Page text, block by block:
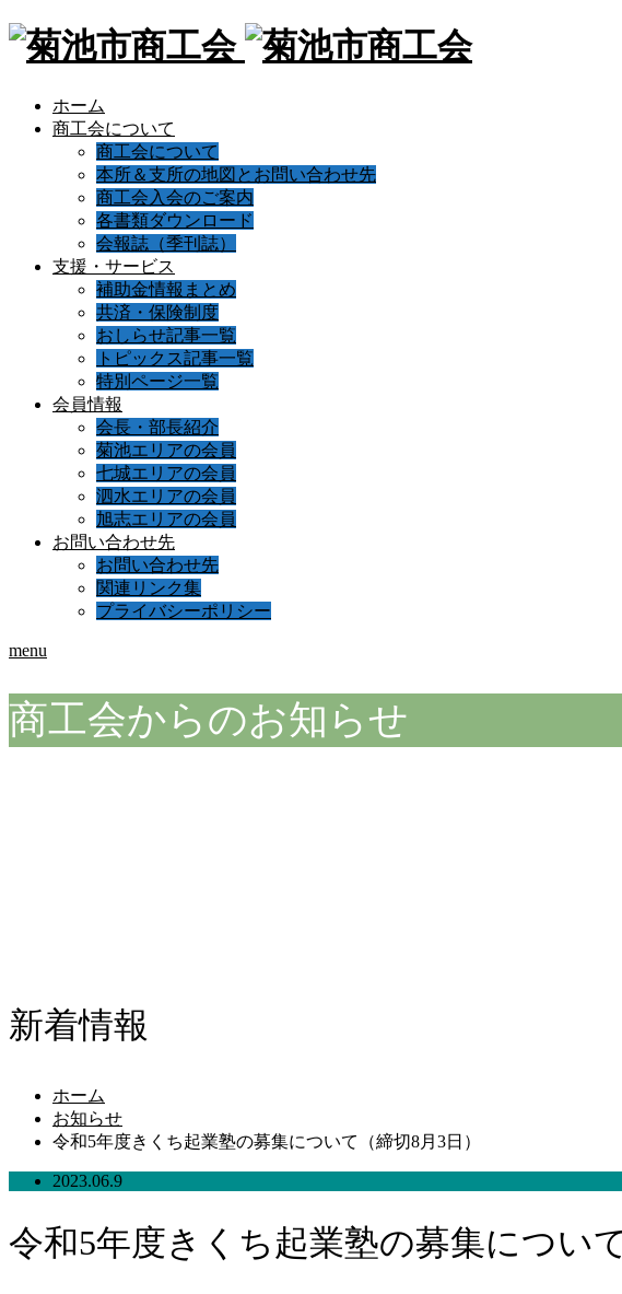
ホーム
商工会について
商工会について
本所＆支所の地図とお問い合わせ先
商工会入会のご案内
各書類ダウンロード
会報誌（季刊誌）
支援・サービス
補助金情報まとめ
共済・保険制度
おしらせ記事一覧
トピックス記事一覧
特別ページ一覧
会員情報
会長・部長紹介
菊池エリアの会員
七城エリアの会員
泗水エリアの会員
旭志エリアの会員
お問い合わせ先
お問い合わせ先
関連リンク集
プライバシーポリシー
menu
商工会からのお知らせ
新着情報
ホーム
お知らせ
令和5年度きくち起業塾の募集について（締切8月3日）
2023.06.9
令和5年度きくち起業塾の募集につい